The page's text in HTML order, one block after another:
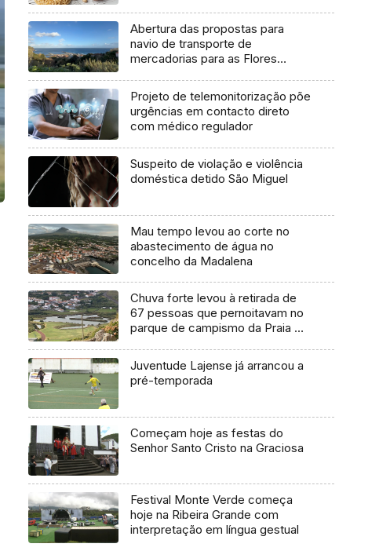
Abertura das propostas para
navio de transporte de
mercadorias para as Flores
Projeto de telemonitorização põe
urgências em contacto direto
com médico regulador
Suspeito de violação e violência
doméstica detido São Miguel
Mau tempo levou ao corte no
abastecimento de água no
concelho da Madalena
Chuva forte levou à retirada de
67 pessoas que pernoitavam no
parque de campismo da Praia da
Juventude Lajense já arrancou a
pré-temporada
Começam hoje as festas do
Senhor Santo Cristo na Graciosa
Festival Monte Verde começa
hoje na Ribeira Grande com
interpretação em língua gestual